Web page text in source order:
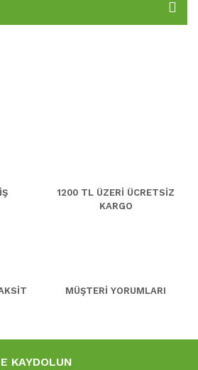
1200 TL ÜZERİ ÜCRETSİZ
KARGO
MÜŞTERİ YORUMLARI
KAYDOLUN